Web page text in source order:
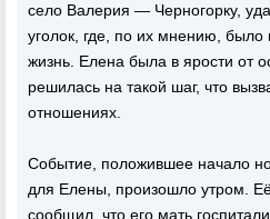
село Валерия — Черногорку,
уголок, где, по их мнению, было
жизнь. Елена была в ярости от
решилась на такой шаг, что
отношениях.
Событие, положившее начало
для Елены, произошло утром.
сообщил, что его мать